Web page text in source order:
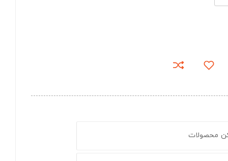
محصولات